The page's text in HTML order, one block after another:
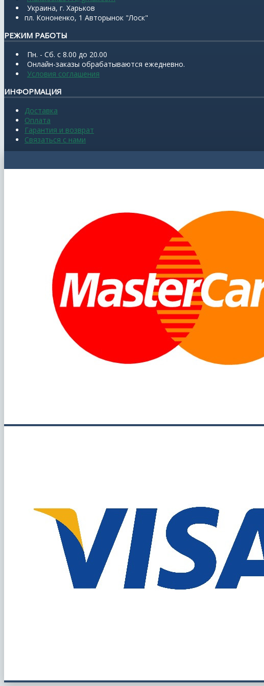
Украина, г. Харьков
пл. Кононенко, 1 Авторынок "Лоск"
РЕЖИМ РАБОТЫ
Пн. - Сб. с 8.00 до 20.00
Онлайн-заказы обрабатываются ежедневно.
Условия соглашения
ИНФОРМАЦИЯ
Доставка
Оплата
Гарантия и возврат
Связаться с нами